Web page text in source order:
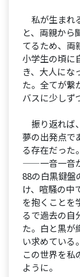
私が生まれ
と、両親から
てるため、両
小学生の頃に
き、大人にな
た。全てが繋
バスに少しず
振り返れば
夢の出発点で
る存在だった
——一音一音
88の白黒鍵盤
け、喧騒の中
を抱くことを
るで過去の自
た。白と黒が
い求めている
この世界を私
ように。